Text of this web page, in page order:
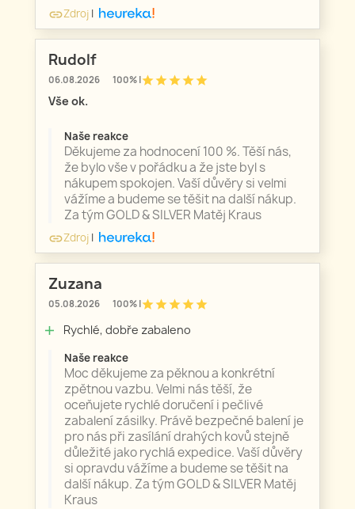
linkZdroj |
Rudolf
06.08.2026 100% |starstarstarstarstar
Vše ok.
Naše reakce
Děkujeme za hodnocení 100 %. Těší nás,
že bylo vše v pořádku a že jste byl s
nákupem spokojen. Vaší důvěry si velmi
vážíme a budeme se těšit na další nákup.
Za tým GOLD & SILVER Matěj Kraus
linkZdroj |
Zuzana
05.08.2026 100% |starstarstarstarstar
add Rychlé, dobře zabaleno
Naše reakce
Moc děkujeme za pěknou a konkrétní
zpětnou vazbu. Velmi nás těší, že
oceňujete rychlé doručení i pečlivé
zabalení zásilky. Právě bezpečné balení je
pro nás při zasílání drahých kovů stejně
důležité jako rychlá expedice. Vaší důvěry
si opravdu vážíme a budeme se těšit na
další nákup. Za tým GOLD & SILVER Matěj
Kraus